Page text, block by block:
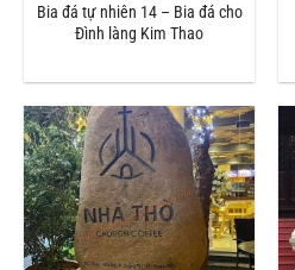
Bia đá tự nhiên 14 – Bia đá cho
Đình làng Kim Thao